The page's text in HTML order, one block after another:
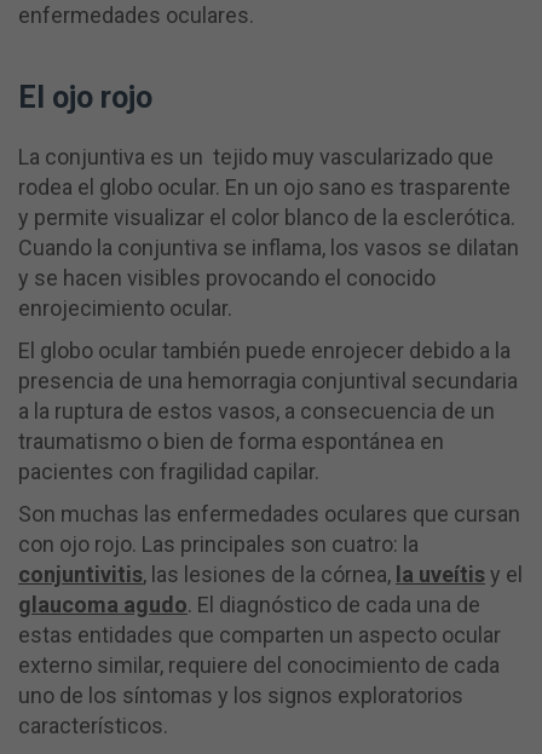
enfermedades oculares.
El ojo rojo
La conjuntiva es un tejido muy vascularizado que
rodea el globo ocular. En un ojo sano es trasparente
y permite visualizar el color blanco de la esclerótica.
Cuando la conjuntiva se inflama, los vasos se dilatan
y se hacen visibles provocando el conocido
enrojecimiento ocular.
El globo ocular también puede enrojecer debido a la
presencia de una hemorragia conjuntival secundaria
a la ruptura de estos vasos, a consecuencia de un
traumatismo o bien de forma espontánea en
pacientes con fragilidad capilar.
Son muchas las enfermedades oculares que cursan
con ojo rojo. Las principales son cuatro: la
conjuntivitis, las lesiones de la córnea, la uveítisy el
glaucoma agudo. El diagnóstico de cada una de
estas entidades que comparten un aspecto ocular
externo similar, requiere del conocimiento de cada
uno de los síntomas y los signos exploratorios
característicos.